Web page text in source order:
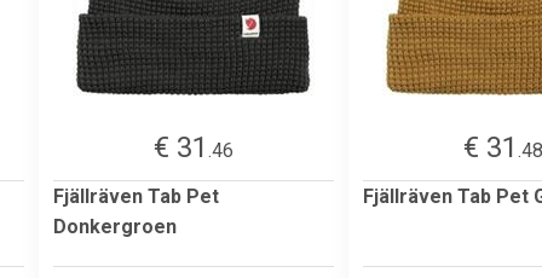
€ 31 .46
Fjällräven Tab Pet
Donkergroen
€ 31 .48
Fjällräven Tab Pet